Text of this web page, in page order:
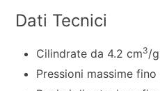
Dati Tecnici
Cilindrate da 4.2 cm3/
Pressioni massime